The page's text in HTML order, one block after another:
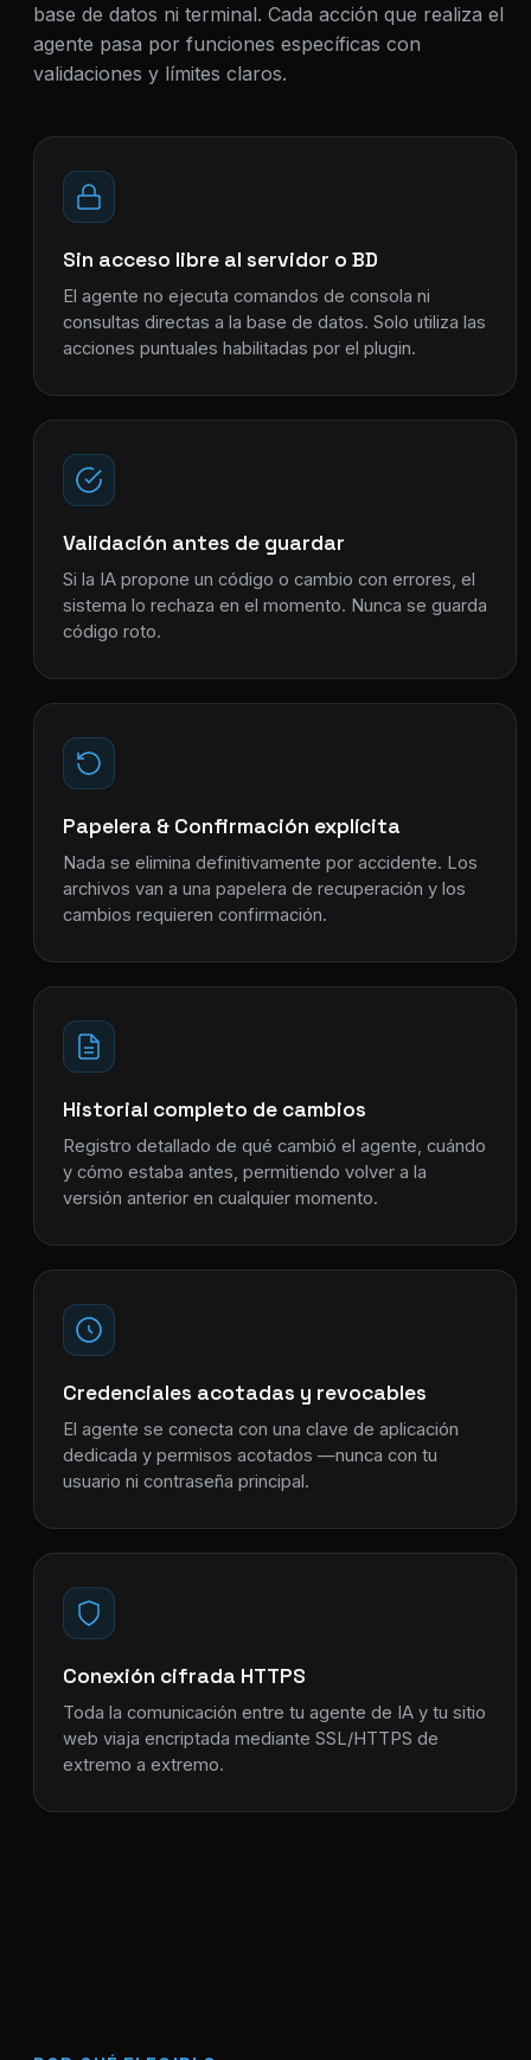
base de datos ni terminal. Cada acción que realiza el
agente pasa por funciones específicas con
validaciones y límites claros.
Sin acceso libre al servidor o BD
El agente no ejecuta comandos de consola ni
consultas directas a la base de datos. Solo utiliza las
acciones puntuales habilitadas por el plugin.
Validación antes de guardar
Si la IA propone un código o cambio con errores, el
sistema lo rechaza en el momento. Nunca se guarda
código roto.
Papelera & Confirmación explícita
Nada se elimina definitivamente por accidente. Los
archivos van a una papelera de recuperación y los
cambios requieren confirmación.
Historial completo de cambios
Registro detallado de qué cambió el agente, cuándo
y cómo estaba antes, permitiendo volver a la
versión anterior en cualquier momento.
Credenciales acotadas y revocables
El agente se conecta con una clave de aplicación
dedicada y permisos acotados —nunca con tu
usuario ni contraseña principal.
Conexión cifrada HTTPS
Toda la comunicación entre tu agente de IA y tu sitio
web viaja encriptada mediante SSL/HTTPS de
extremo a extremo.